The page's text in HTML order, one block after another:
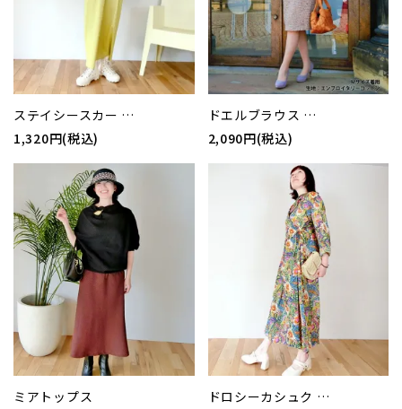
ステイシースカー …
1,320円(税込)
ドエルブラウス …
2,090円(税込)
ミアトップス
ドロシーカシュク …